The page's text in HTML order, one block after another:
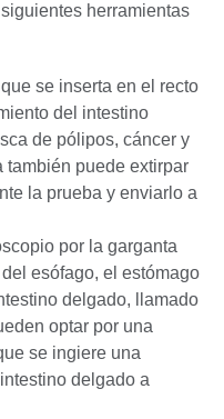
herramientas
se inserta en el recto
del intestino
de pólipos, cáncer y
también puede extirpar
la prueba y enviarlo a
por la garganta
esófago, el estómago
delgado, llamado
optar por una
se ingiere una
delgado a